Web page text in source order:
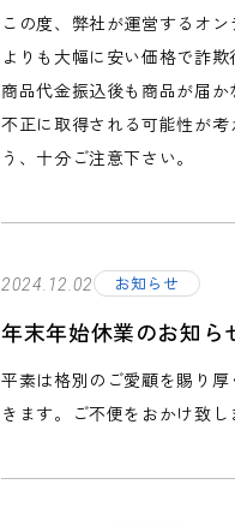
この度、弊社が運営するオ
よりも大幅に安い価格で詐
商品代金振込後も商品が届
不正に取得される可能性が
う、十分ご注意下さい。
2024.12.02 お知らせ
年末年始休業のお知ら
平素は格別のご愛顧を賜り
きます。ご不便をおかけ致